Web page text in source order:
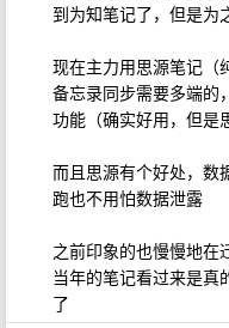
到为知笔记了，但是为
现在主力用思源笔记（
备忘录同步需要多端的
功能（确实好用，但是
而且思源有个好处，数
跑也不用怕数据泄露
之前印象的也慢慢地在
当年的笔记看过来是真
了